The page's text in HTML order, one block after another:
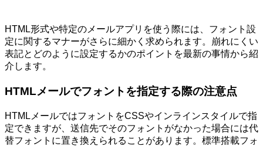
HTML形式や特定のメールアプリを使う際には、フォント設
定に関するマナーがさらに細かく求められます。崩れにくい
表記とどのように設定するかのポイントを最新の事情から紹
介します。
HTMLメールでフォントを指定する際の注意点
HTMLメールではフォントをCSSやインラインスタイルで指
定できますが、送信先でそのフォントがなかった場合には代
替フォントに置き換えられることがあります。標準搭載フォ